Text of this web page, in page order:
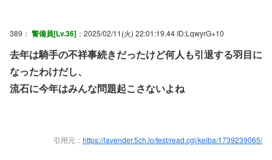
389： 警備員[Lv.36] ：2025/02/11(火) 22:01:19.44 ID:LqwyrG+10
去年は騎手の不祥事続きだったけど何人も引退する羽目に
なったわけだし、
流石に今年はみんな問題起こさないよね
引用元： https://lavender.5ch.io/test/read.cgi/keiba/1739239065/